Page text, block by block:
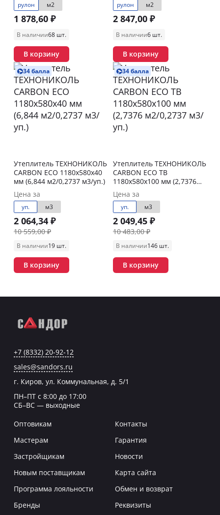
рулон м2
1 878,60 ₽
В наличии68 шт.
В корзину
рулон м2
2 847,00 ₽
В наличии6 шт.
В корзину
34 балла
Утеплитель ТЕХНОНИКОЛЬ
CARBON ECO 1180х580х40
мм (6,844 м2/0,2737 м3/уп.)
Цена за
уп. м3
2 064,34 ₽
10 559,00 ₽
В наличии19 шт.
В корзину
34 балла
Утеплитель ТЕХНОНИКОЛЬ
CARBON ECO ТВ
1180х580х100 мм (2,7376
м2/0,2737 м3/уп.)
Цена за
уп. м3
2 049,45 ₽
10 483,00 ₽
В наличии146 шт.
В корзину
+7 (8332) 20-92-12
sales@sandors.ru
г. Киров, ул. Коммунальная, д. 5/1
ПН–ПТ с 8:00 до 17:00
СБ–ВС — выходные
Оптовикам
Мастерам
Застройщикам
Новым поставщикам
Программа лояльности
Бренды
Контакты
Гарантия
Новости
Карта сайта
Обмен и возврат
Реквизиты